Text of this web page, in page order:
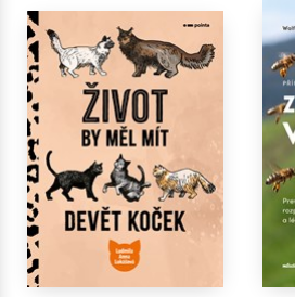
Young adult (SK)
Zahraniční literatura
Všechny tituly